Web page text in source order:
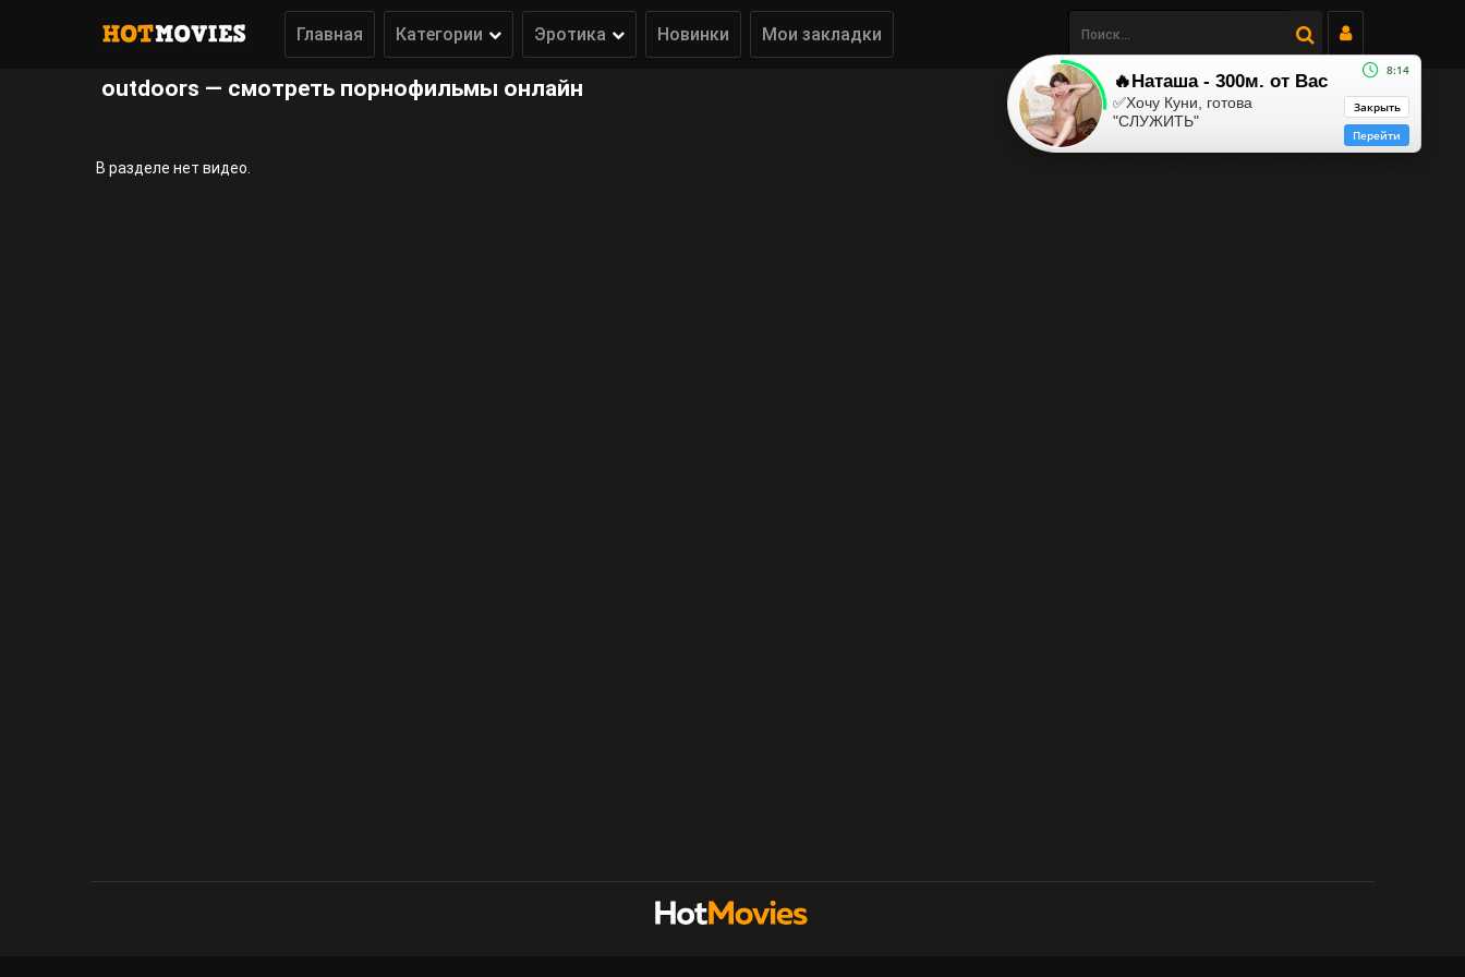
Главная Категории Эротика Новинки Мои закладки
outdoors — смотреть порнофильмы онлайн
В разделе нет видео.
🔥Наташа - 300м. от Вас
✅Хочу Куни, готова
"СЛУЖИТЬ"
8:14
Закрыть
Перейти